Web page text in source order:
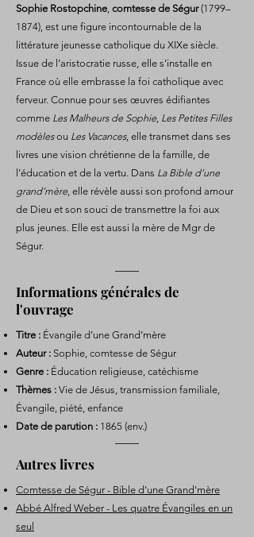
Sophie Rostopchine, comtesse de Ségur(1799–
1874), est une figure incontournable de la
littérature jeunesse catholique du XIXe siècle.
Issue de l’aristocratie russe, elle s’installe en
France où elle embrasse la foi catholique avec
ferveur. Connue pour ses œuvres édifiantes
comme Les Malheurs de Sophie, Les Petites Filles
modèlesou Les Vacances, elle transmet dans ses
livres une vision chrétienne de la famille, de
l’éducation et de la vertu. Dans La Bible d’une
grand’mère, elle révèle aussi son profond amour
de Dieu et son souci de transmettre la foi aux
plus jeunes. Elle est aussi la mère de Mgr de
Ségur.
Informations générales de
l'ouvrage
Titre : Évangile d’une Grand’mère
Auteur : Sophie, comtesse de Ségur
Genre : Éducation religieuse, catéchisme
Thèmes : Vie de Jésus, transmission familiale,
Évangile, piété, enfance
Date de parution : 1865 (env.)
Autres livres
Comtesse de Ségur - Bible d'une Grand'mère
Abbé Alfred Weber - Les quatre Évangiles en un
seul